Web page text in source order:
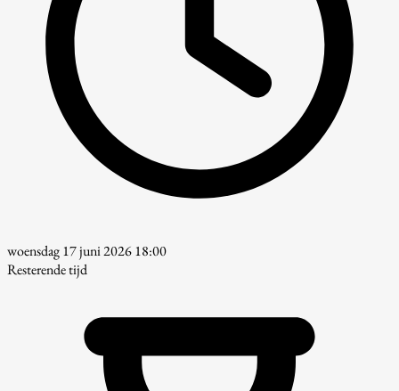
woensdag 17 juni 2026 18:00
Resterende tijd